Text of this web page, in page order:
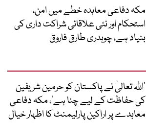
مکہ دفاعی معاہدہ خطے میں امن،
استحکام اور نئی علاقائی شراکت داری کی
بنیاد ہے، چوہدری طارق فاروق
’اللہ تعالیٰ نے پاکستان کو حرمین شریفین
کی حفاظت کے لیے چنا ہے‘، مکہ دفاعی
معاہدے پر اراکین پارلیمنٹ کا اظہار خیال